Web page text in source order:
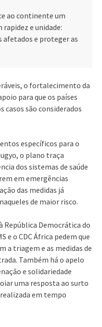
ao continente um
e unidade:
afetados e proteger as
o fortalecimento da
para que os países
casos são considerados
específicos para o
o plano traça
dos sistemas de saúde
em emergências
das medidas já
de maior risco.
Democrática do
e o CDC África pedem que
a triagem e as medidas de
Também há o apelo
e solidariedade
uma resposta ao surto
em tempo